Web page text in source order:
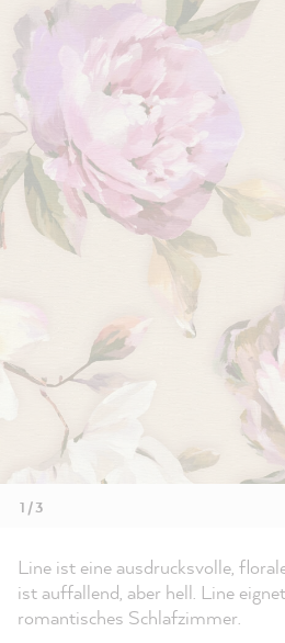
1 / 3
Line ist eine ausdrucksvolle,
ist auffallend, aber hell. Line
romantisches Schlafzimmer.